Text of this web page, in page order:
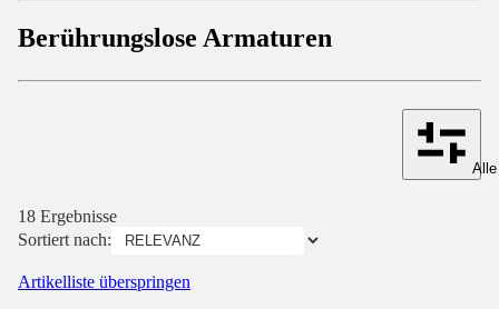
Berührungslose Armaturen
18 Ergebnisse
Sortiert nach:
Artikelliste überspringen